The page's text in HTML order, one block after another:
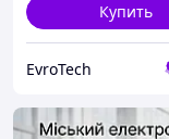
Купить
EvroTech